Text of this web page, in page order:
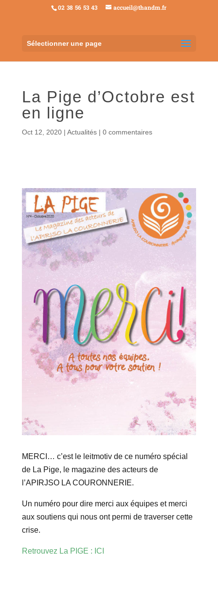
02 38 56 53 43 accueil@thandm.fr
Sélectionner une page
La Pige d’Octobre est
en ligne
Oct 12, 2020| Actualités| 0 commentaires
MERCI… c’est le leitmotiv de ce numéro spécial
de La Pige, le magazine des acteurs de
l’APIRJSO LA COURONNERIE.
Un numéro pour dire merci aux équipes et merci
aux soutiens qui nous ont permi de traverser cette
crise.
Retrouvez La PIGE : ICI